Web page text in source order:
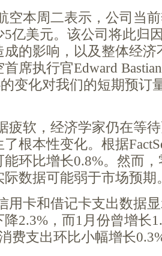
空本周二表示，公司当
5亿美元。该公司将此归
成的影响，以及整体经
席执行官Edward
变化对我们的短期预订
疲软，经济学家仍在等
根本性变化。根据
环比增长0.8%。然而
际数据可能弱于市场预期
用卡和借记卡支出数据
2.3%，而1月份曾增长
费支出环比小幅增长